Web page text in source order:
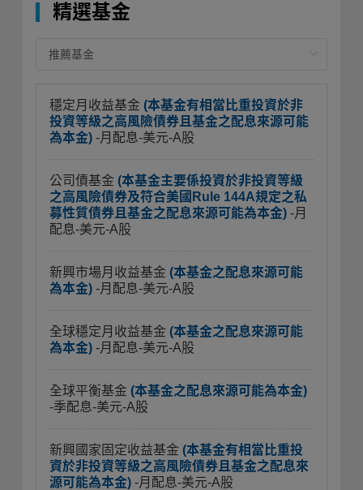
精選基金
穩定月收益基金 (本基金有相當比重投資於非
投資等級之高風險債券且基金之配息來源可能
為本金) -月配息-美元-A股
公司債基金 (本基金主要係投資於非投資等級
之高風險債券及符合美國Rule 144A規定之私
募性質債券且基金之配息來源可能為本金) -月
配息-美元-A股
新興市場月收益基金 (本基金之配息來源可能
為本金) -月配息-美元-A股
全球穩定月收益基金 (本基金之配息來源可能
為本金) -月配息-美元-A股
全球平衡基金 (本基金之配息來源可能為本金)
-季配息-美元-A股
新興國家固定收益基金 (本基金有相當比重投
資於非投資等級之高風險債券且基金之配息來
源可能為本金) -月配息-美元-A股